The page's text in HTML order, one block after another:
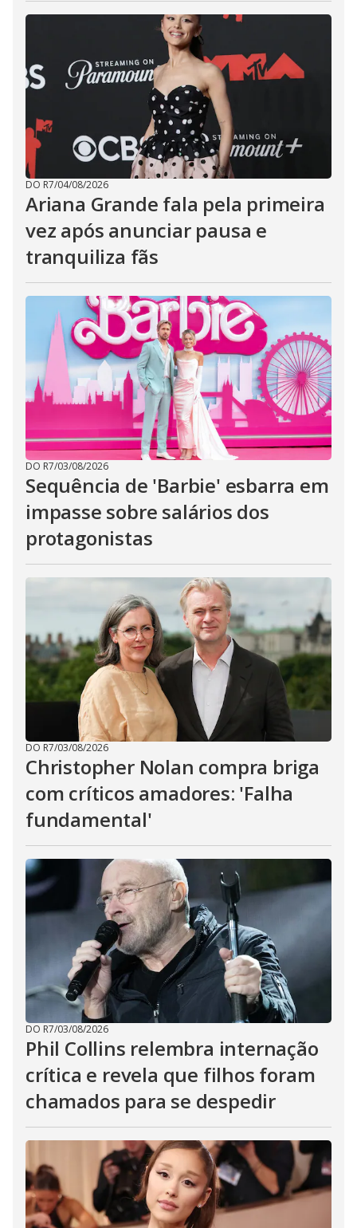
DO R7/04/08/2026
Ariana Grande fala pela primeira
vez após anunciar pausa e
tranquiliza fãs
DO R7/03/08/2026
Sequência de 'Barbie' esbarra em
impasse sobre salários dos
protagonistas
DO R7/03/08/2026
Christopher Nolan compra briga
com críticos amadores: 'Falha
fundamental'
DO R7/03/08/2026
Phil Collins relembra internação
crítica e revela que filhos foram
chamados para se despedir